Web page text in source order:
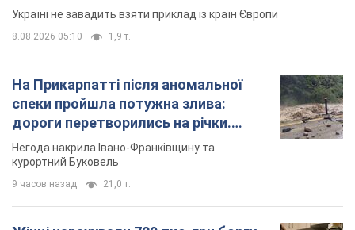
Україні не завадить взяти приклад із країн Європи
8.08.2026 05:10 1,9 т.
На Прикарпатті після аномальної
спеки пройшла потужна злива:
дороги перетворились на річки.
Відео
Негода накрила Івано-Франківщину та
курортний Буковель
9 часов назад 21,0 т.